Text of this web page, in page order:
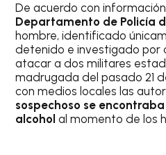
De acuerdo con
Departamento de Policía
hombre, identificado
detenido e investigado por
atacar a dos militares
madrugada del pasado 21
con medios locales las
sospechoso se
alcohol al momento de los